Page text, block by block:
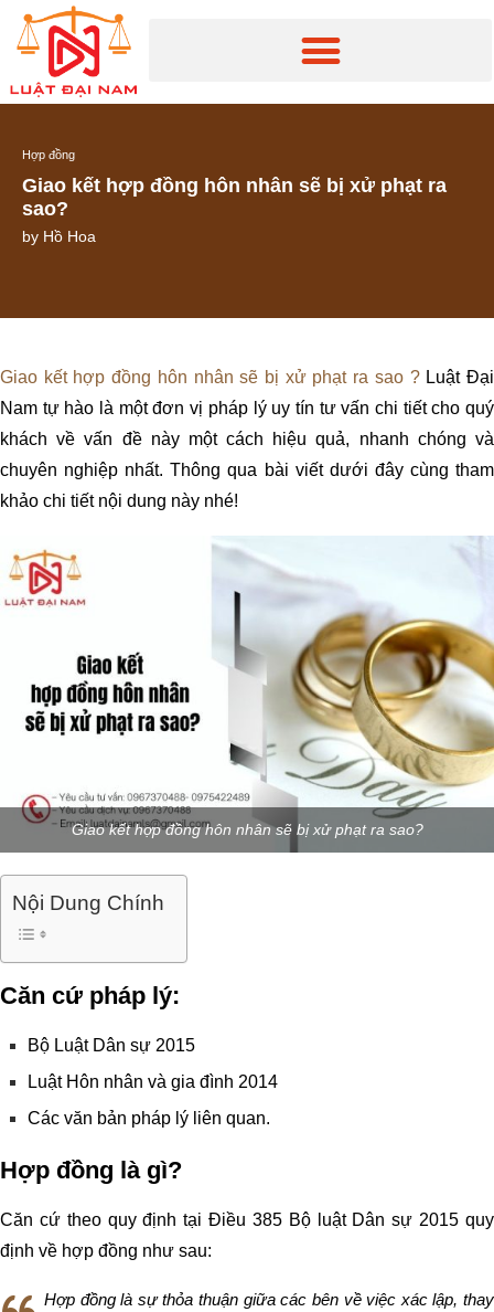
Hợp đồng
Giao kết hợp đồng hôn nhân sẽ bị xử phạt ra
sao?
by Hồ Hoa
Giao kết hợp đồng hôn nhân sẽ bị xử phạt ra sao ?Luật Đại
Nam tự hào là một đơn vị pháp lý uy tín tư vấn chi tiết cho quý
khách về vấn đề này một cách hiệu quả, nhanh chóng và
chuyên nghiệp nhất. Thông qua bài viết dưới đây cùng tham
khảo chi tiết nội dung này nhé!
Giao kết hợp đồng hôn nhân sẽ bị xử phạt ra sao?
Nội Dung Chính
Căn cứ pháp lý:
Bộ Luật Dân sự 2015
Luật Hôn nhân và gia đình 2014
Các văn bản pháp lý liên quan.
Hợp đồng là gì?
Căn cứ theo quy định tại Điều 385 Bộ luật Dân sự 2015 quy
định về hợp đồng như sau:
Hợp đồng là sự thỏa thuận giữa các bên về việc xác lập, thay